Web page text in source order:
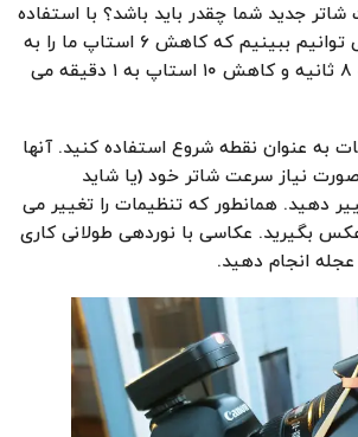
شاتر جدید شما چقدر باید باشد؟ با استفاده
از اپلیکیشن Lee، می توانیم ببینیم که کاهش ۶ استاپ ما را به
سرعت شاتر بین ۴ و ۸ ثانیه و کاهش ۱۰ استاپ به ۱ دقیقه می
به عنوان نقطه شروع استفاده کنید. آنها
صورت نیاز سرعت شاتر خود (یا شاید
دهید. همانطور که تنظیمات را تغییر می
بگیرید. عکاسی با نوردهی طولانی کاری
انجام دهید.